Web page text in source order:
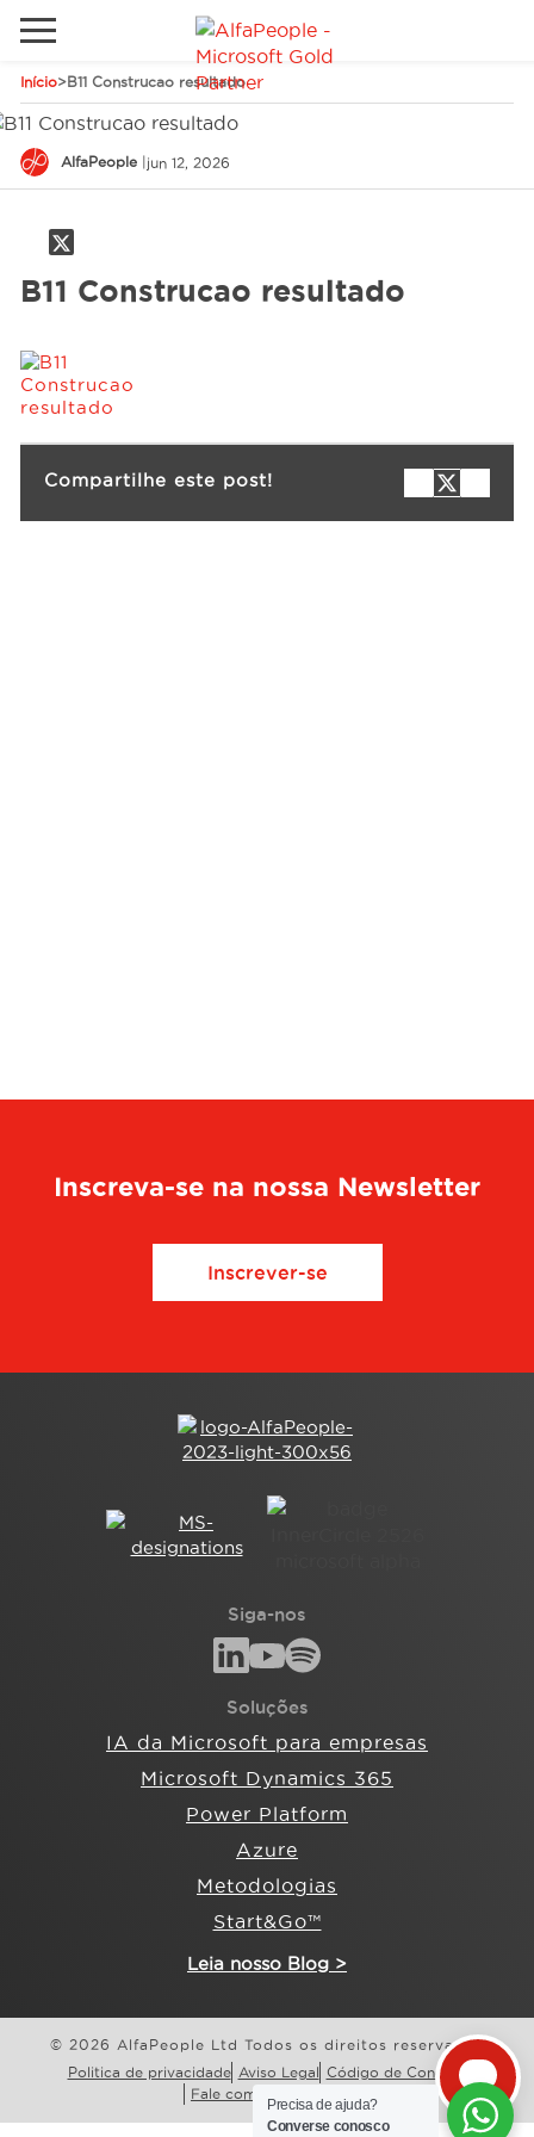
Início>B11 Construcao resultado
AlfaPeople | jun 12, 2026
B11 Construcao resultado
Compartilhe este post!
Inscreva-se na nossa Newsletter
Inscrever-se
Siga-nos
Soluções
IA da Microsoft para empresas
Microsoft Dynamics 365
Power Platform
Azure
Metodologias
Start&Go™
Leia nosso Blog >
© 2026 AlfaPeople Ltd Todos os direitos reservados
Politica de privacidade Aviso Legal Código de Conduta
Fale com a AlfaPeople
Soluções
Serviços
Clientes
Telefone
Sites Internacionais
Canadá
Estados Unidos
Precisa de ajuda?
Converse conosco